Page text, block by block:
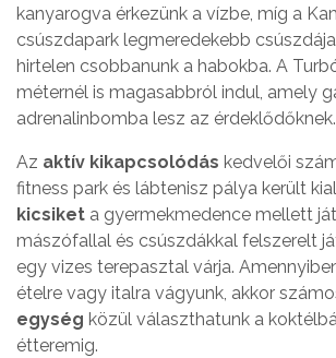
kanyarogva érkezünk a vízbe, míg a
csúszdapark legmeredekebb
hirtelen csobbanunk a habokba. A
méternél is magasabbról indul, amely
adrenalinbomba lesz az érdeklődőknek.
Az aktív kikapcsolódás kedvelői
fitness park és lábtenisz pálya került
kicsiket a gyermekmedence mellett
mászófallal és csúszdákkal felszerelt
egy vizes terepasztal várja.
ételre vagy italra vágyunk, akkor
egység közül választhatunk a
étteremig.